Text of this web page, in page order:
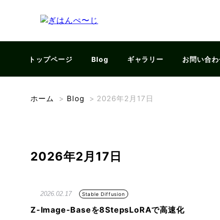
トップページ Blog ギャラリー お問い合
ホーム > Blog > 2026年2月17日
2026年2月17日
2026.02.17 Stable Diffusion
Z-Image-Baseを8StepsLoRAで高速化